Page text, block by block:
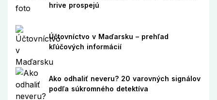
hrive prospejú
Účtovníctvo v Maďarsku – prehľad
kľúčových informácií
Ako odhaliť neveru? 20 varovných signálov
podľa súkromného detektíva